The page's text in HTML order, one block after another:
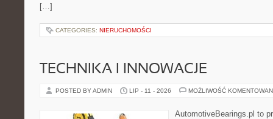
[…]
CATEGORIES: NIERUCHOMOŚCI
TECHNIKA I INNOWACJE
POSTED BY ADMIN LIP - 11 - 2026 MOŻLIWOŚĆ
AutomotiveBearings.pl to